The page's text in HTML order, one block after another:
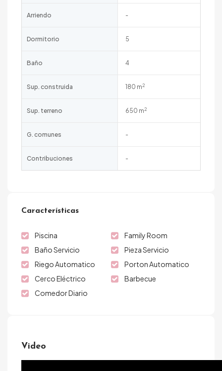
Arriendo -
Dormitorio 5
Baño 4
Sup. construida 180 m2
Sup. terreno 650 m2
G. comunes -
Contribuciones -
Características
Piscina
Family Room
Baño Servicio
Pieza Servicio
Riego Automatico
Porton Automatico
Cerco Eléctrico
Barbecue
Comedor Diario
Video